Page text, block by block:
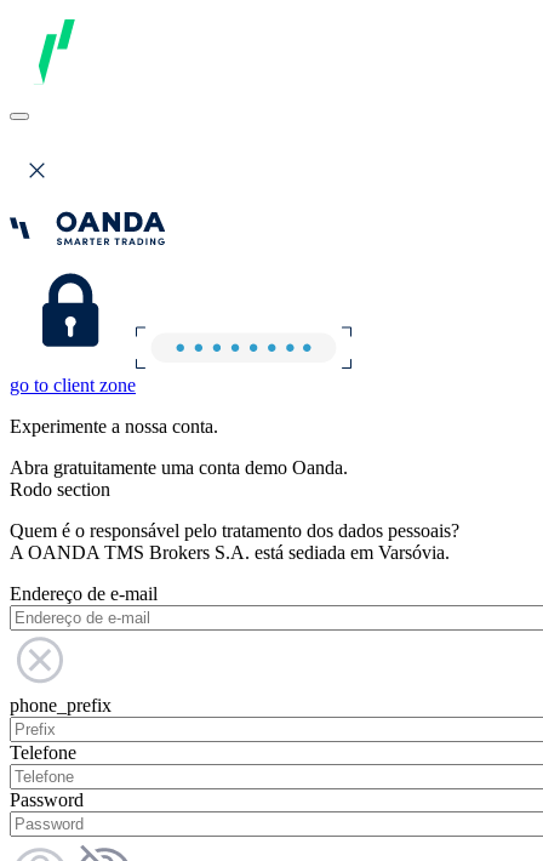
go to client zone
Experimente a nossa conta.
Abra gratuitamente uma conta demo Oanda.
Rodo section
Quem é o responsável pelo tratamento dos dados pessoais?
A OANDA TMS Brokers S.A. está sediada em Varsóvia.
Endereço de e-mail
phone_prefix
Telefone
Password